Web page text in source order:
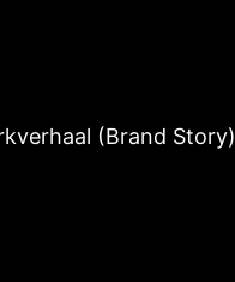
(Brand Story)